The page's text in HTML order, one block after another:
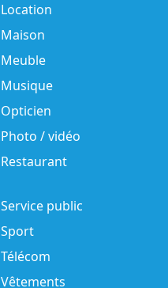
Location
Maison
Meuble
Musique
Opticien
Photo / vidéo
Restaurant
Service public
Sport
Télécom
Vêtements